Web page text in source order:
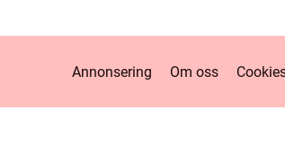
Annonsering Om oss